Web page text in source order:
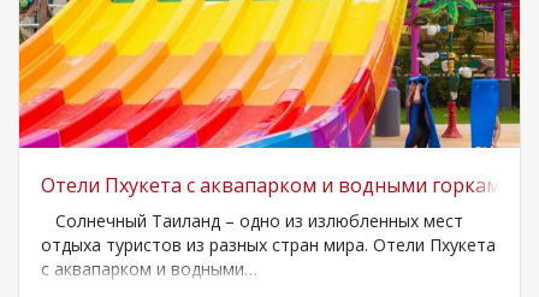
Отели Пхукета с аквапарком и водными горками
Солнечный Таиланд – одно из излюбленных мест
отдыха туристов из разных стран мира. Отели Пхукета
с аквапарком и водными…